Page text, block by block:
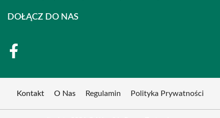
DOŁĄCZ DO NAS
Kontakt O Nas Regulamin Polityka Prywatności